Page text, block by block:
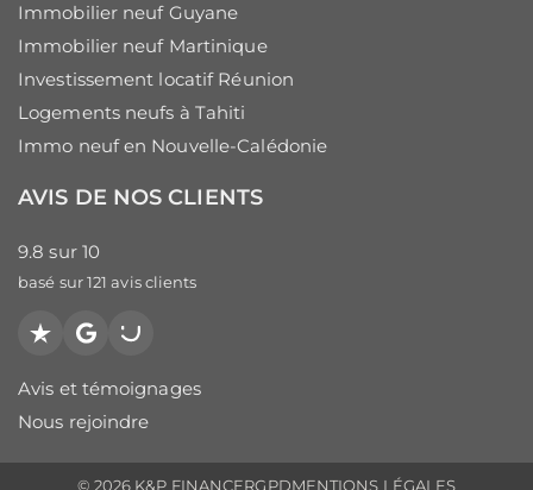
Immobilier neuf Guyane
Immobilier neuf Martinique
Investissement locatif Réunion
Logements neufs à Tahiti
Immo neuf en Nouvelle-Calédonie
AVIS DE NOS CLIENTS
9.8 sur 10
basé sur 121 avis clients
Trustpilot
GooglePagesJaunes
Avis et témoignages
Nous rejoindre
© 2026 K&P FINANCERGPDMENTIONS LÉGALES